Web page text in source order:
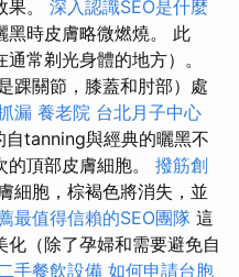
。 深入認識SEO是什麼
黑時皮膚略微燃燒。 此
常剃光身體的地方）。
踝關節，膝蓋和肘部）處
漏 養老院 台北月子中心
tanning與經典的曬黑不
頂部皮膚細胞。 撥筋創
細胞，棕褐色將消失，並
最值得信賴的SEO團隊 這
（除了孕婦和需要避免自
二手餐飲設備 如何申請台胞